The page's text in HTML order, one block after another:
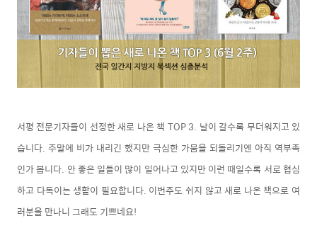
서평 전문기자들이 선정한 새로 나온 책 TOP 3. 날이 갈수록 무더워지고 있
습니다. 주말에 비가 내리긴 했지만 극심한 가뭄을 되돌리기엔 아직 역부족
인가 봅니다. 안 좋은 일들이 많이 일어나고 있지만 이런 때일수록 서로 협심
하고 다독이는 생활이 필요합니다. 이번주도 쉬지 않고 새로 나온 책으로 여
러분을 만나니 그래도 기쁘네요!